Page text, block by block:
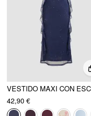
42,90 €